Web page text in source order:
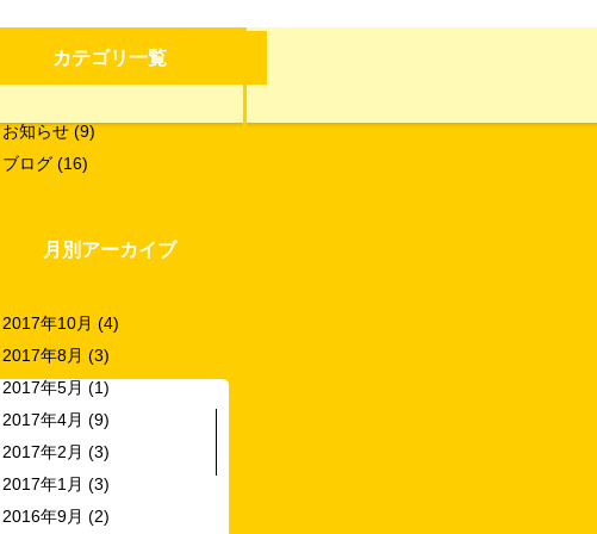
カテゴリ一覧
お知らせ (9)
ブログ (16)
月別アーカイブ
2017年10月 (4)
2017年8月 (3)
2017年5月 (1)
2017年4月 (9)
2017年2月 (3)
2017年1月 (3)
2016年9月 (2)